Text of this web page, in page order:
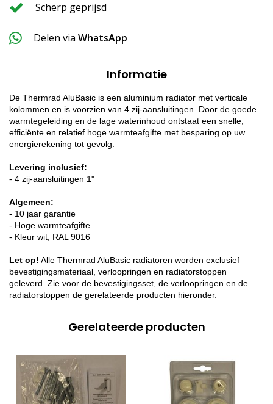
Scherp geprijsd
Delen via WhatsApp
Informatie
De Thermrad AluBasic is een aluminium radiator met verticale
kolommen en is voorzien van 4 zij-aansluitingen. Door de goede
warmtegeleiding en de lage waterinhoud ontstaat een snelle,
efficiënte en relatief hoge warmteafgifte met besparing op uw
energierekening tot gevolg.
Levering inclusief:
- 4 zij-aansluitingen 1"
Algemeen:
- 10 jaar garantie
- Hoge warmteafgifte
- Kleur wit, RAL 9016
Let op! Alle Thermrad AluBasic radiatoren worden exclusief
bevestigingsmateriaal, verloopringen en radiatorstoppen
geleverd. Zie voor de bevestigingsset, de verloopringen en de
radiatorstoppen de gerelateerde producten hieronder.
Gerelateerde producten